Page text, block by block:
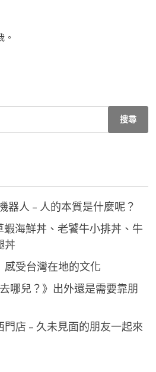
。
器人 – 人的本質是什麼呢？
蝦海鮮丼、老饕牛小排丼、牛
丼
感受台灣在地的文化
哪兒？》出外還是需要靠朋
店 – 久未見面的朋友一起來